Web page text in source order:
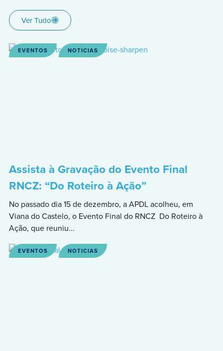
Ver Tudo
EVENTOS NOTICIAS
Assista à Gravação do Evento Final
RNCZ: “Do Roteiro à Ação”
No passado dia 15 de dezembro, a APDL acolheu, em
Viana do Castelo, o Evento Final do RNCZ Do Roteiro à
Ação, que reuniu...
EVENTOS NOTICIAS